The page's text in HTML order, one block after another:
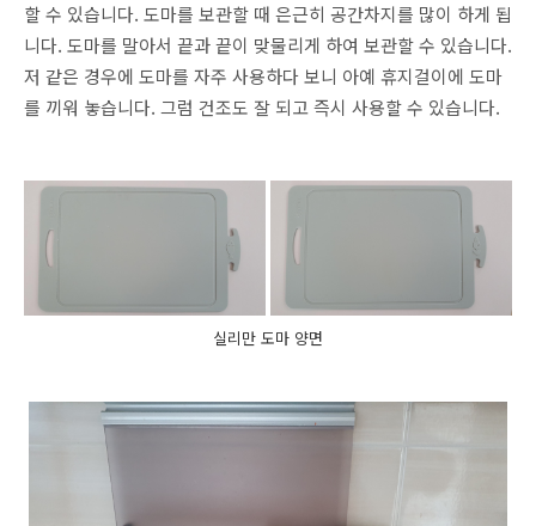
할 수 있습니다. 도마를 보관할 때 은근히 공간차지를 많이 하게 됩
니다. 도마를 말아서 끝과 끝이 맞물리게 하여 보관할 수 있습니다.
저 같은 경우에 도마를 자주 사용하다 보니 아예 휴지걸이에 도마
를 끼워 놓습니다. 그럼 건조도 잘 되고 즉시 사용할 수 있습니다.
실리만 도마 양면